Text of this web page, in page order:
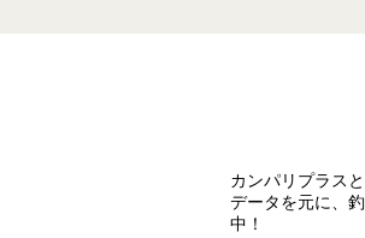
カンパリプラスと
データを元に、
中！